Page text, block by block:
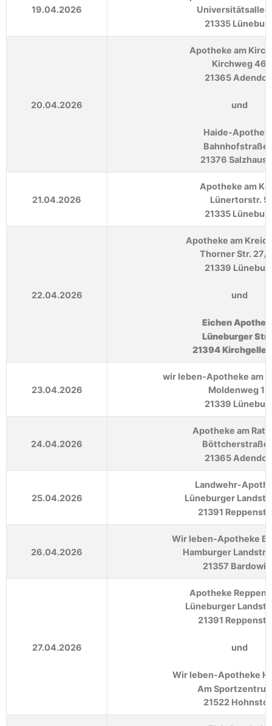
19.04.2026
Universitätsallee
21335
20.04.2026
Apotheke am
Kirchweg 46
21365
und
Haide-
Bahnhofstraße
21376
21.04.2026
Apotheke am
Lünertorstr. 5
21335
22.04.2026
Apotheke am
Thorner Str. 27/
21339
und
Eichen
Lüneburger Str.
21394
23.04.2026
wir leben-Apotheke am
Moldenweg 18
21339
24.04.2026
Apotheke am
Böttcherstraße
21365
25.04.2026
Landwehr-
Lüneburger
21391
26.04.2026
Wir leben-Apotheke
Hamburger
21357
27.04.2026
Apotheke
Lüneburger
21391
und
Wir leben-Apotheke
Am
21522